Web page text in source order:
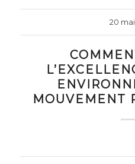
20
MOUVEMENT